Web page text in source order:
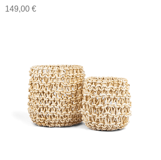
Preis
149,00 €